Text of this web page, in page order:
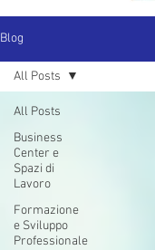
Blog
All Posts
Business
Center e
Spazi di
Lavoro
Formazione
e Sviluppo
Professionale
All Posts